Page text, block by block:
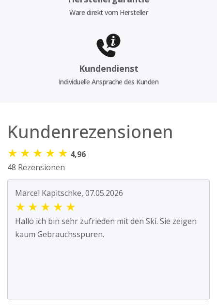
Ware direkt vom Hersteller
Kundendienst
Individuelle Ansprache des Kunden
Kundenrezensionen
★ ★ ★ ★ ★ 4,96
48 Rezensionen
Marcel Kapitschke, 07.05.2026
★ ★ ★ ★ ★
Hallo ich bin sehr zufrieden mit den Ski. Sie zeigen
kaum Gebrauchsspuren.